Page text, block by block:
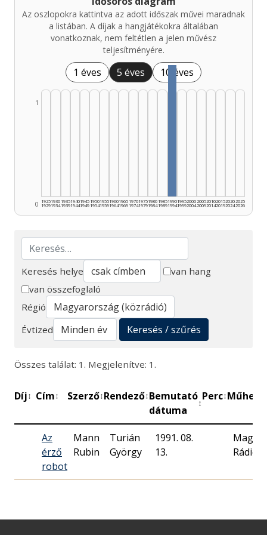
Az oszlopokra kattintva az adott időszak művei maradnak
a listában. A díjak a hangjátékokra általában
vonatkoznak, nem feltétlen a jelen művész
teljesítményére.
1 éves 5 éves 10 éves
0
1
1925
1929
1930
1934
1935
1939
1940
1944
1945
1949
1950
1954
1955
1959
1960
1964
1965
1969
1970
1974
1975
1979
1980
1984
1985
1989
1990
1994
1995
1999
2000
2004
2005
2009
2010
2014
2015
2019
2020
2024
2025
2026
Keresés
Keresés helye
van hang
van összefoglaló
Régió
Évtized
Keresés / szűrés
Összes találat: 1. Megjelenítve: 1.
Díj↕ Cím↕ Szerző↕Rendező↕Bemutató
dátuma
↕
Perc↕Műhely
Az
érző
robot
Mann
Rubin
Turián
György
1991. 08.
13.
Magyar
Rádió